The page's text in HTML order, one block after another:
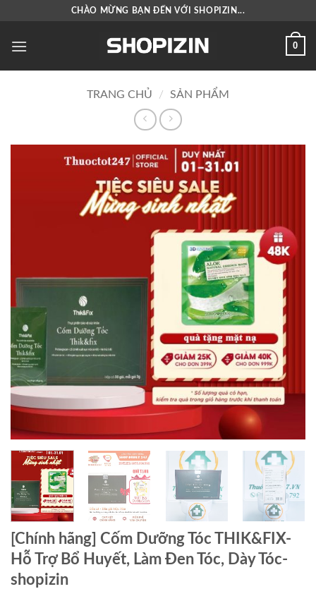
nội
CHÀO MỪNG BẠN ĐẾN VỚI SHOPIZIN...
0
TRANG CHỦ / SẢN PHẨM
[Chính hãng] Cốm Dưỡng Tóc THIK&FIX-
Hỗ Trợ Bổ Huyết, Làm Đen Tóc, Dày Tóc-
shopizin